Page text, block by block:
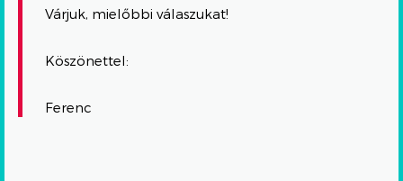
Várjuk, mielőbbi válaszukat!
Köszönettel:
Ferenc